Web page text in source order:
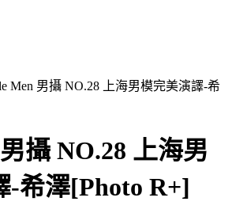
Men 男攝 NO.28 上海男模完美演譯-希
攝 NO.28 上海男
-希澤[Photo R+]